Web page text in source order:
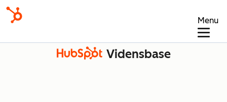
Menu
Vidensbase